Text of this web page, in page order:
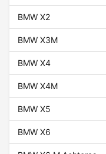
BMW X2
BMW X3M
BMW X4
BMW X4M
BMW X5
BMW X6